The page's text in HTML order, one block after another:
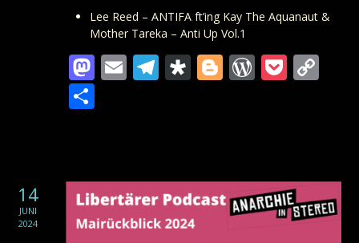
Lee Reed – ANTIFA ft’ing Kay The Aquanaut &
Mother Tareka – Anti Up Vol.1
Mastodon
EmailTelegram
Diaspora
Blogger
14
JUNI
2024